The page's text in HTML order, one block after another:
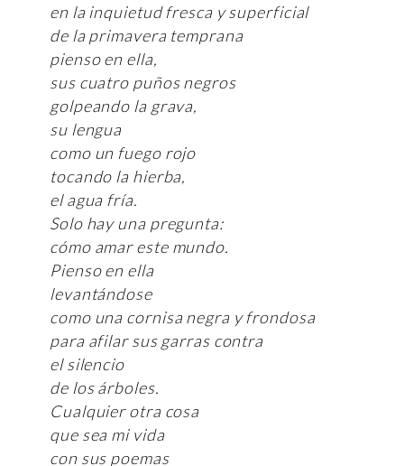
en la inquietud fresca y superficial
de la primavera temprana
pienso en ella,
sus cuatro puños negros
golpeando la grava,
su lengua
como un fuego rojo
tocando la hierba,
el agua fría.
Solo hay una pregunta:
cómo amar este mundo.
Pienso en ella
levantándose
como una cornisa negra y frondosa
para afilar sus garras contra
el silencio
de los árboles.
Cualquier otra cosa
que sea mi vida
con sus poemas